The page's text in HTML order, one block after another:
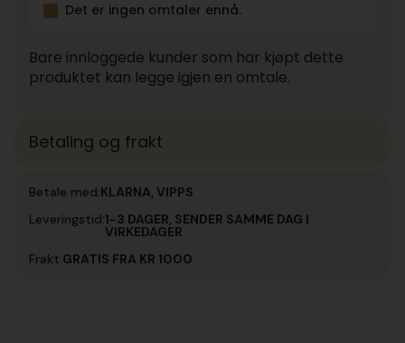
Det er ingen omtaler ennå.
Bare innloggede kunder som har kjøpt dette
produktet kan legge igjen en omtale.
Betaling og frakt
Betale med:KLARNA, VIPPS
Leveringstid:1-3 DAGER, SENDER SAMME DAG I
VIRKEDAGER
Frakt:GRATIS FRA KR 1000